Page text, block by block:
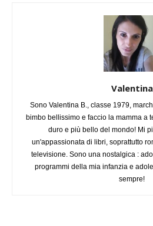
Valentina
Sono Valentina B., classe 1979,
bimbo bellissimo e faccio la mamma a
duro e più bello del mondo! Mi
un'appassionata di libri, soprattutto
televisione. Sono una nostalgica :
programmi della mia infanzia e
sempre!